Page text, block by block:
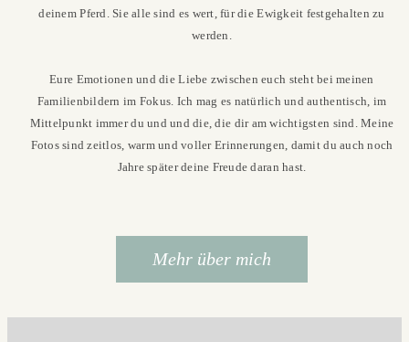
deinem Pferd. Sie alle sind es wert, für die Ewigkeit festgehalten zu
werden.
Eure Emotionen und die Liebe zwischen euch steht bei meinen
Familienbildern im Fokus. Ich mag es natürlich und authentisch, im
Mittelpunkt immer du und und die, die dir am wichtigsten sind. Meine
Fotos sind zeitlos, warm und voller Erinnerungen, damit du auch noch
Jahre später deine Freude daran hast.
Mehr über mich